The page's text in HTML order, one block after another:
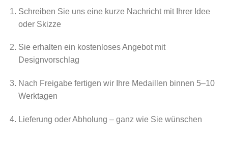
Schreiben Sie uns eine kurze Nachricht mit Ihrer Idee
oder Skizze
Sie erhalten ein kostenloses Angebot mit
Designvorschlag
Nach Freigabe fertigen wir Ihre Medaillen binnen 5–10
Werktagen
Lieferung oder Abholung – ganz wie Sie wünschen